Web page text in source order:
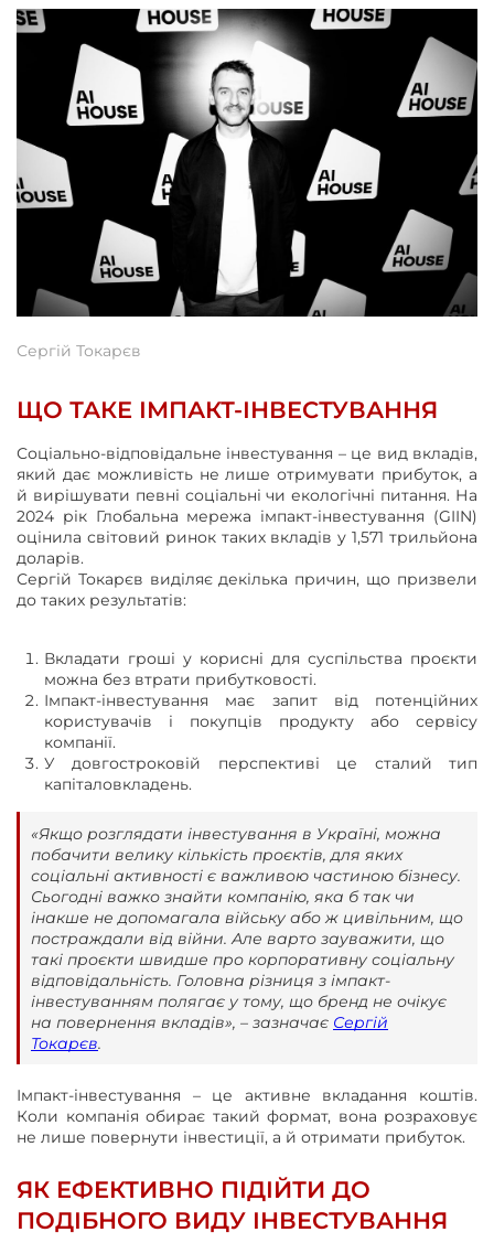
Сергій Токарєв
ЩО ТАКЕ ІМПАКТ-ІНВЕСТУВАННЯ
Соціально-відповідальне інвестування – це вид вкладів,
який дає можливість не лише отримувати прибуток, а
й вирішувати певні соціальні чи екологічні питання. На
2024 рік Глобальна мережа імпакт-інвестування (GIIN)
оцінила світовий ринок таких вкладів у 1,571 трильйона
доларів.
Сергій Токарєв виділяє декілька причин, що призвели
до таких результатів:
Вкладати гроші у корисні для суспільства проєкти
можна без втрати прибутковості.
Імпакт-інвестування має запит від потенційних
користувачів і покупців продукту або сервісу
компанії.
У довгостроковій перспективі це сталий тип
капіталовкладень.
«Якщо розглядати інвестування в Україні, можна
побачити велику кількість проєктів, для яких
соціальні активності є важливою частиною бізнесу.
Сьогодні важко знайти компанію, яка б так чи
інакше не допомагала війську або ж цивільним, що
постраждали від війни. Але варто зауважити, що
такі проєкти швидше про корпоративну соціальну
відповідальність. Головна різниця з імпакт-
інвестуванням полягає у тому, що бренд не очікує
на повернення вкладів», – зазначає Сергій
Токарєв.
Імпакт-інвестування – це активне вкладання коштів.
Коли компанія обирає такий формат, вона розраховує
не лише повернути інвестиції, а й отримати прибуток.
ЯК ЕФЕКТИВНО ПІДІЙТИ ДО
ПОДІБНОГО ВИДУ ІНВЕСТУВАННЯ